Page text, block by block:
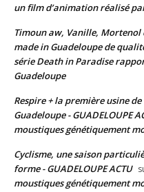
un film d’animation réalisé
Timoun aw, Vanille,
made in Guadeloupe de
série Death in Paradise
Guadeloupe
Respire + la première usine
Guadeloupe - GUADELOUPE
moustiques génétiquement
Cyclisme, une saison
forme - GUADELOUPE ACTU
moustiques génétiquement